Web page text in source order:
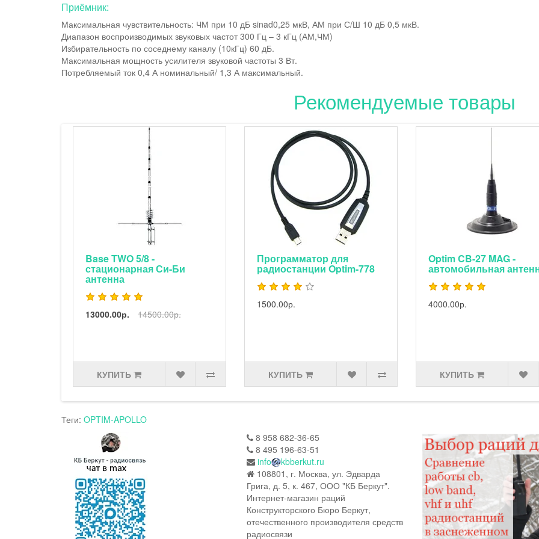
Приёмник:
Максимальная чувствительность: ЧМ при 10 дБ sinad0,25 мкВ, АМ при С/Ш 10 дБ 0,5 мкВ.
Диапазон воспроизводимых звуковых частот 300 Гц – 3 кГц (АМ,ЧМ)
Избирательность по соседнему каналу (10кГц) 60 дБ.
Максимальная мощность усилителя звуковой частоты 3 Вт.
​Потребляемый ток 0,4 А номинальный/ 1,3 А максимальный.
Рекомендуемые товары
Base TWO 5/8 -
стационарная Си-Би
антенна
13000.00р. 14500.00р.
КУПИТЬ
Программатор для
радиостанции Optim-778
1500.00р.
КУПИТЬ
Optim CB-27 MAG -
автомобильная
4000.00р.
КУПИТЬ
Теги: OPTIM-APOLLO
8 958 682-36-65
8 495 196-63-51
info
kbberkut.ru
108801, г. Москва, ул. Эдварда
Грига, д. 5, к. 467, ООО "КБ Беркут".
Интернет-магазин раций
Конструкторского Бюро Беркут,
отечественного производителя средств
радиосвязи